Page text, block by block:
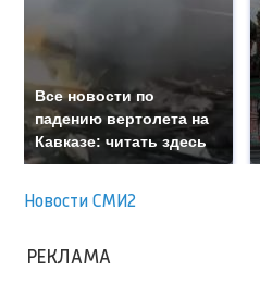
Все новости по
падению вертолета на
Кавказе: читать здесь
Новости СМИ2
РЕКЛАМА